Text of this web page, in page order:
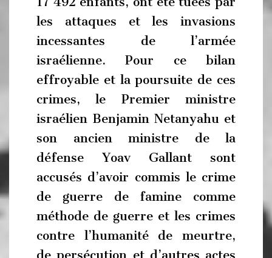
les attaques et les invasions
incessantes de l’armée
israélienne. Pour ce bilan
effroyable et la poursuite de ces
crimes, le Premier ministre
israélien Benjamin Netanyahu et
son ancien ministre de la
défense Yoav Gallant sont
accusés d’avoir commis le crime
de guerre de famine comme
méthode de guerre et les crimes
contre l’humanité de meurtre,
de persécution et d’autres actes